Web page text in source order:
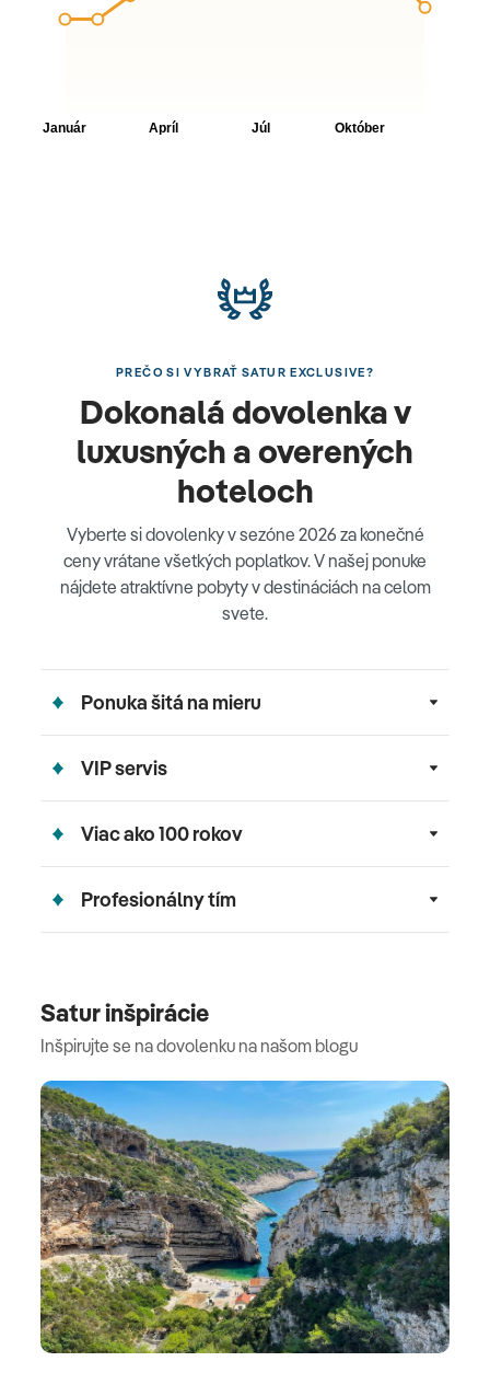
PREČO SI VYBRAŤ SATUR EXCLUSIVE?
Dokonalá dovolenka v
luxusných a overených
hoteloch
Vyberte si dovolenky v sezóne 2026 za konečné
ceny vrátane všetkých poplatkov. V našej ponuke
nájdete atraktívne pobyty v destináciách na celom
svete.
Ponuka šitá na mieru
VIP servis
Viac ako 100 rokov
Profesionálny tím
Satur inšpirácie
Inšpirujte se na dovolenku na našom blogu